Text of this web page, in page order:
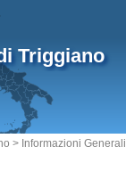
Triggiano
> Informazioni Generali